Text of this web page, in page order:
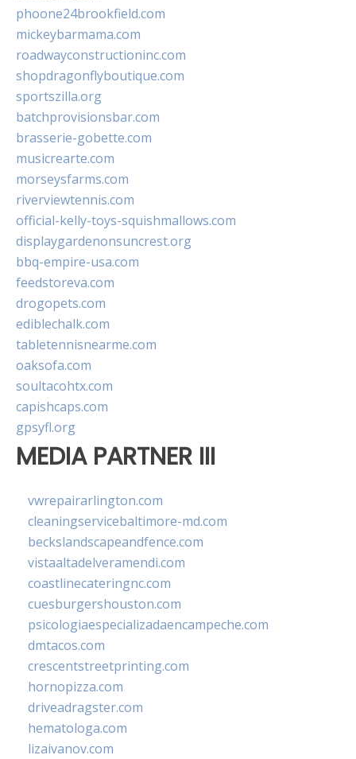
phoone24brookfield.com
mickeybarmama.com
roadwayconstructioninc.com
shopdragonflyboutique.com
sportszilla.org
batchprovisionsbar.com
brasserie-gobette.com
musicrearte.com
morseysfarms.com
riverviewtennis.com
official-kelly-toys-squishmallows.com
displaygardenonsuncrest.org
bbq-empire-usa.com
feedstoreva.com
drogopets.com
ediblechalk.com
tabletennisnearme.com
oaksofa.com
soultacohtx.com
capishcaps.com
gpsyfl.org
MEDIA PARTNER III
vwrepairarlington.com
cleaningservicebaltimore-md.com
beckslandscapeandfence.com
vistaaltadelveramendi.com
coastlinecateringnc.com
cuesburgershouston.com
psicologiaespecializadaencampeche.com
dmtacos.com
crescentstreetprinting.com
hornopizza.com
driveadragster.com
hematologa.com
lizaivanov.com